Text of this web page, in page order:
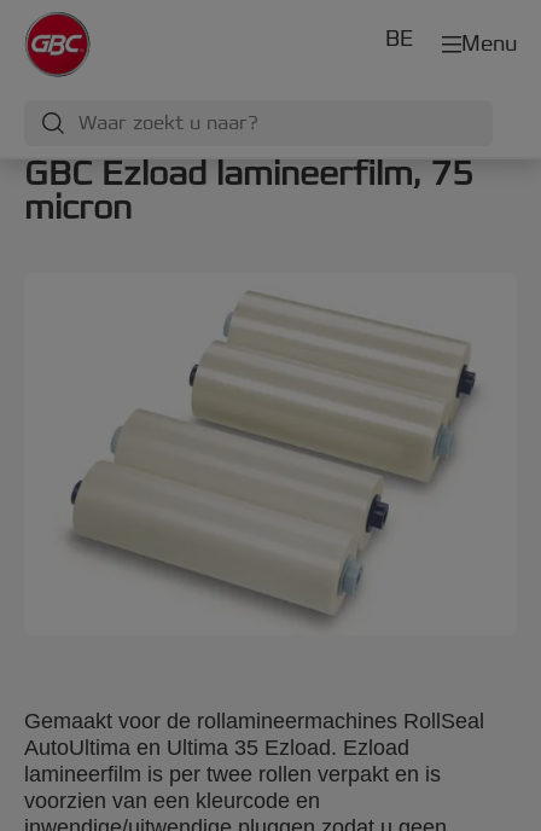
Menu
BE
GBC Ezload lamineerfilm, 75
micron
Gemaakt voor de rollamineermachines RollSeal
AutoUltima en Ultima 35 Ezload. Ezload
lamineerfilm is per twee rollen verpakt en is
voorzien van een kleurcode en